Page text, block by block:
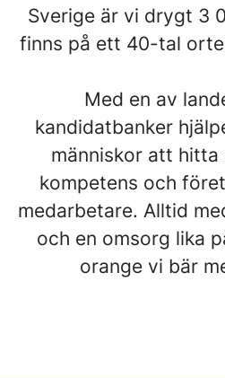
Sverige är vi drygt 3
finns på ett 40-tal
Med en av
kandidatbanker
människor att
kompetens och
medarbetare. Alltid
och en omsorg lika
orange vi bär